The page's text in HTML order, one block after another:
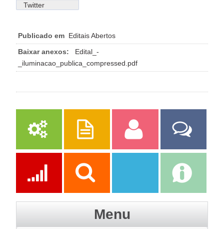
Twitter
Publicado em Editais Abertos
Baixar anexos:
Edital_-
_iluminacao_publica_compressed.pdf
Serviços Publicações Servidor
Fale Com a
Prefeitura
Menu